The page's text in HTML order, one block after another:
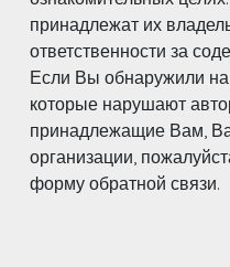
принадлежат их
ответственности за
Если Вы обнаружили
которые нарушают
принадлежащие Вам,
организации,
форму обратной связи.